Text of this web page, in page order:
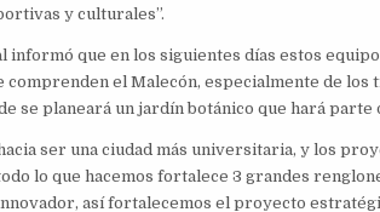
y culturales”.
informó que en los siguientes días estos
comprenden el Malecón, especialmente de
se planeará un jardín botánico que hará parte
ser una ciudad más universitaria, y los
lo que hacemos fortalece 3 grandes
así fortalecemos el proyecto